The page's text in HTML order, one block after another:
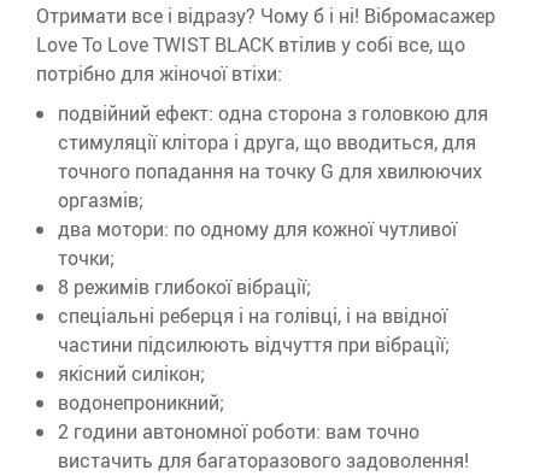
Отримати все і відразу? Чому б і ні! Вібромасажер
Love To Love TWIST BLACK втілив у собі все, що
потрібно для жіночої втіхи:
подвійний ефект: одна сторона з головкою для
стимуляції клітора і друга, що вводиться, для
точного попадання на точку G для хвилюючих
оргазмів;
два мотори: по одному для кожної чутливої
точки;
8 режимів глибокої вібрації;
спеціальні реберця і на голівці, і на ввідної
частини підсилюють відчуття при вібрації;
якісний силікон;
водонепроникний;
2 години автономної роботи: вам точно
вистачить для багаторазового задоволення!